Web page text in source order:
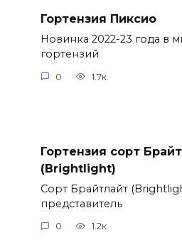
Гортензия Пиксио
Новинка 2022-23 года в
гортензий
0 1.7к.
Гортензия сорт
(Brightlight)
Сорт Брайтлайт
представитель
0 1.2к.